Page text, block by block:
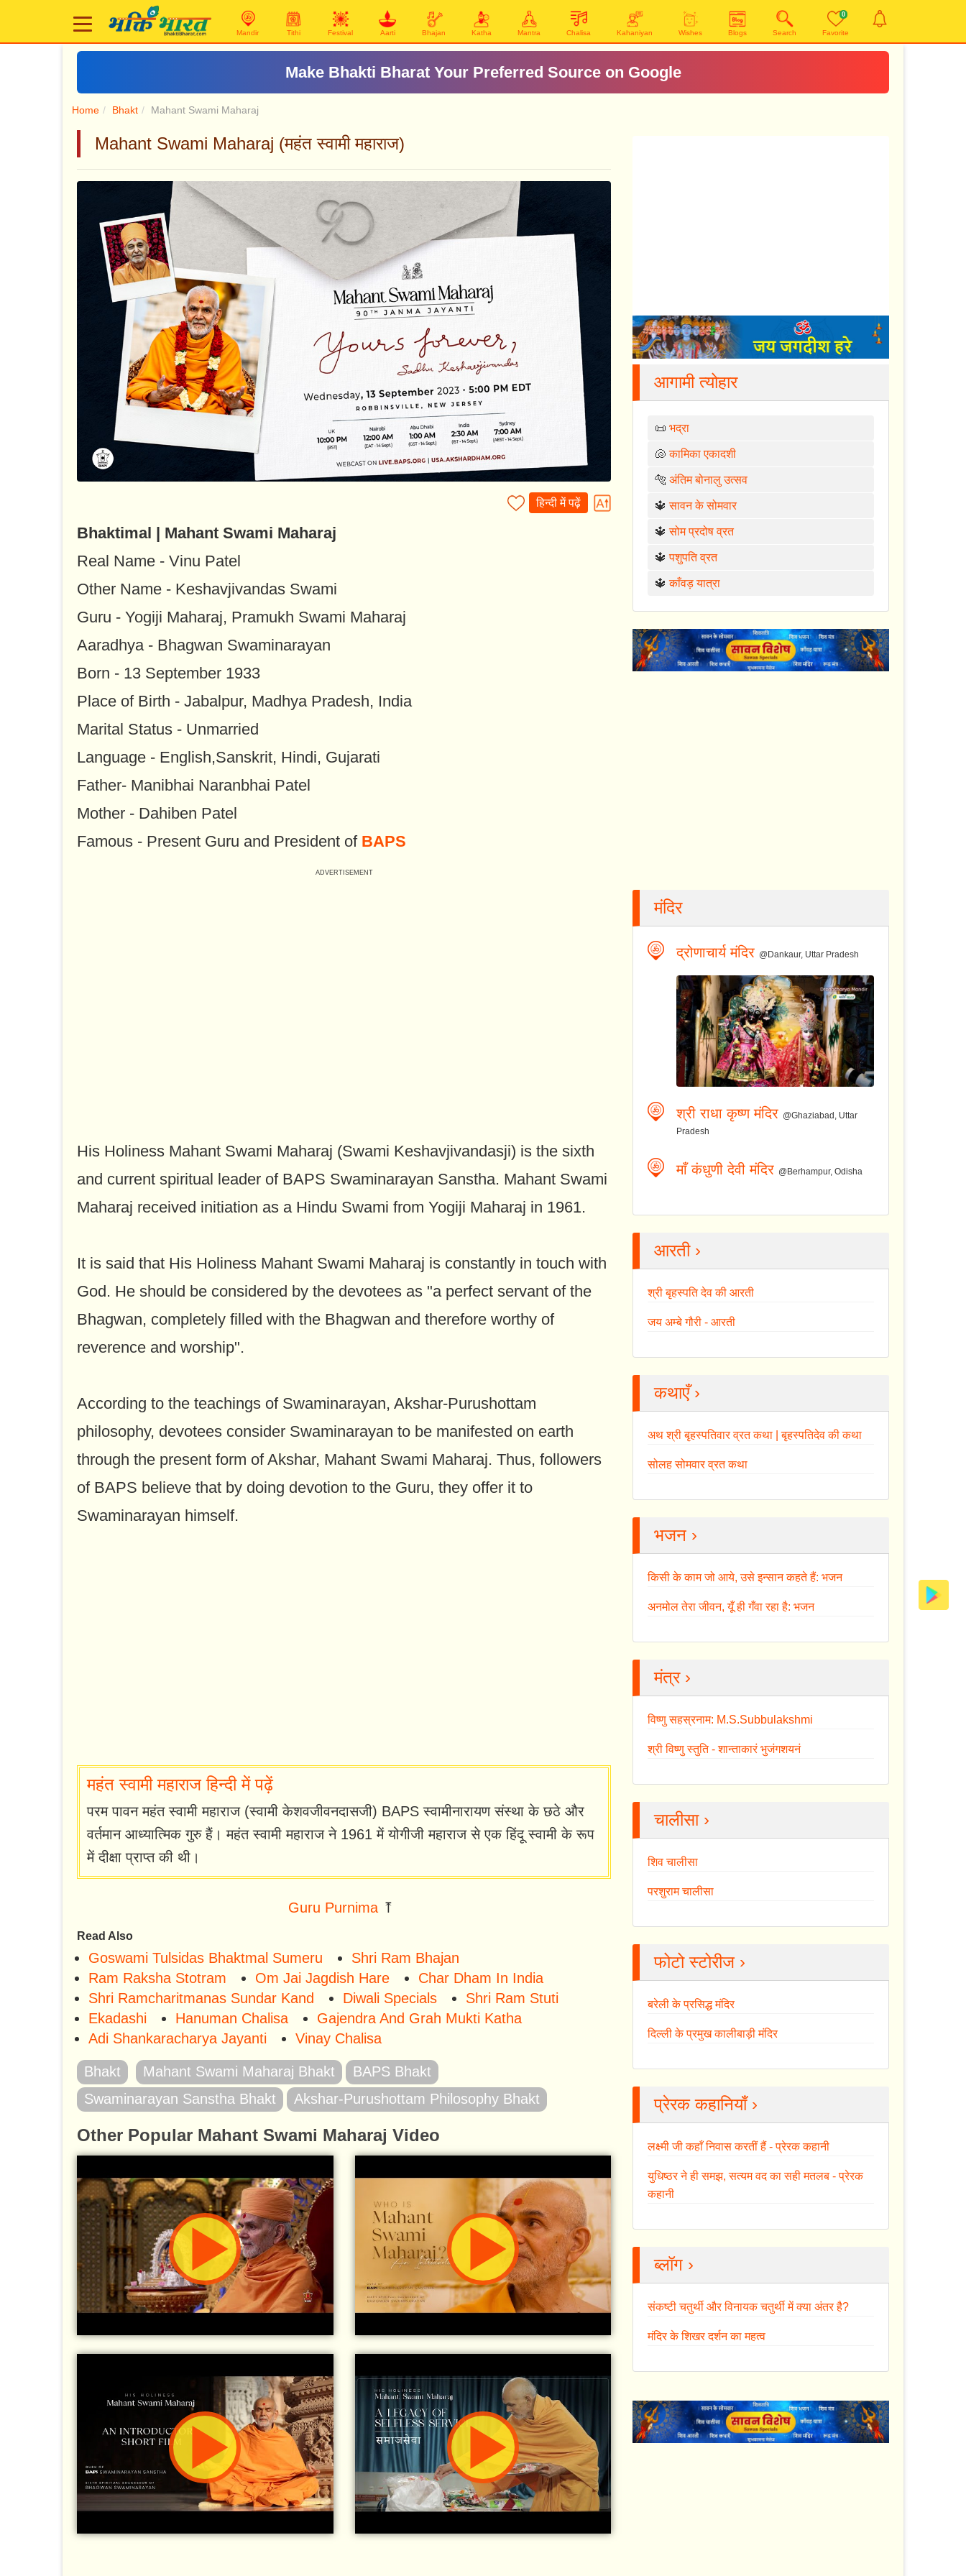
Mandir Tithi Festival Aarti Bhajan Katha Mantra Chalisa Kahaniyan Wishes Blogs Search
0
Favorite
Make Bhakti Bharat Your Preferred Source on Google
Home Bhakt Mahant Swami Maharaj
Mahant Swami Maharaj (महंत स्वामी महाराज)
हिन्दी में पढ़ें
Bhaktimal | Mahant Swami Maharaj
Real Name - Vinu Patel
Other Name - Keshavjivandas Swami
Guru - Yogiji Maharaj, Pramukh Swami Maharaj
Aaradhya - Bhagwan Swaminarayan
Born - 13 September 1933
Place of Birth - Jabalpur, Madhya Pradesh, India
Marital Status - Unmarried
Language - English,Sanskrit, Hindi, Gujarati
Father- Manibhai Naranbhai Patel
Mother - Dahiben Patel
Famous - Present Guru and President of BAPS
His Holiness Mahant Swami Maharaj (Swami Keshavjivandasji) is the sixth
and current spiritual leader of BAPS Swaminarayan Sanstha. Mahant Swami
Maharaj received initiation as a Hindu Swami from Yogiji Maharaj in 1961.
It is said that His Holiness Mahant Swami Maharaj is constantly in touch with
God. He should be considered by the devotees as "a perfect servant of the
Bhagwan, completely filled with the Bhagwan and therefore worthy of
reverence and worship".
According to the teachings of Swaminarayan, Akshar-Purushottam
philosophy, devotees consider Swaminarayan to be manifested on earth
through the present form of Akshar, Mahant Swami Maharaj. Thus, followers
of BAPS believe that by doing devotion to the Guru, they offer it to
Swaminarayan himself.
महंत स्वामी महाराज हिन्दी में पढ़ें
परम पावन महंत स्वामी महाराज (स्वामी केशवजीवनदासजी) BAPS स्वामीनारायण संस्था के छठे और
वर्तमान आध्यात्मिक गुरु हैं। महंत स्वामी महाराज ने 1961 में योगीजी महाराज से एक हिंदू स्वामी के रूप
में दीक्षा प्राप्त की थी।
Guru Purnima⤒
Read Also
Goswami Tulsidas Bhaktmal Sumeru
Shri Ram Bhajan
Ram Raksha Stotram
Om Jai Jagdish Hare
Char Dham In India
Shri Ramcharitmanas Sundar Kand
Diwali Specials
Shri Ram Stuti
Ekadashi
Hanuman Chalisa
Gajendra And Grah Mukti Katha
Adi Shankaracharya Jayanti
Vinay Chalisa
Bhakt Mahant Swami Maharaj Bhakt
BAPS Bhakt
Swaminarayan Sanstha Bhakt
Akshar-Purushottam Philosophy Bhakt
Other Popular Mahant Swami Maharaj Video
आगामी त्योहार
📜भद्रा
🐚कामिका एकादशी
🐅अंतिम बोनालु उत्सव
🔱सावन के सोमवार
🔱सोम प्रदोष व्रत
🔱पशुपति व्रत
🔱काँवड़ यात्रा
मंदिर
द्रोणाचार्य मंदिर @Dankaur, Uttar Pradesh
श्री राधा कृष्ण मंदिर @Ghaziabad, Uttar
Pradesh
माँ कंधुणी देवी मंदिर @Berhampur, Odisha
आरती ›
श्री बृहस्पति देव की आरती
जय अम्बे गौरी - आरती
कथाएँ ›
अथ श्री बृहस्पतिवार व्रत कथा | बृहस्पतिदेव की कथा
सोलह सोमवार व्रत कथा
भजन ›
किसी के काम जो आये, उसे इन्सान कहते हैं: भजन
अनमोल तेरा जीवन, यूँ ही गँवा रहा है: भजन
मंत्र ›
विष्णु सहस्रनाम: M.S.Subbulakshmi
श्री विष्णु स्तुति - शान्ताकारं भुजंगशयनं
चालीसा ›
शिव चालीसा
परशुराम चालीसा
फोटो स्टोरीज ›
बरेली के प्रसिद्ध मंदिर
दिल्ली के प्रमुख कालीबाड़ी मंदिर
प्रेरक कहानियाँ ›
लक्ष्मी जी कहाँ निवास करतीं हैं - प्रेरक कहानी
युधिष्ठर ने ही समझ, सत्यम वद का सही मतलब - प्रेरक
कहानी
ब्लॉग ›
संकष्टी चतुर्थी और विनायक चतुर्थी में क्या अंतर है?
मंदिर के शिखर दर्शन का महत्व